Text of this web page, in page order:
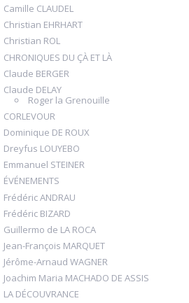
Camille CLAUDEL
Christian EHRHART
Christian ROL
CHRONIQUES DU ÇÀ ET LÀ
Claude BERGER
Claude DELAY
Roger la Grenouille
CORLEVOUR
Dominique DE ROUX
Dreyfus LOUYEBO
Emmanuel STEINER
ÉVÉNEMENTS
Frédéric ANDRAU
Frédéric BIZARD
Guillermo de LA ROCA
Jean-François MARQUET
Jérôme-Arnaud WAGNER
Joachim Maria MACHADO DE ASSIS
LA DÉCOUVRANCE